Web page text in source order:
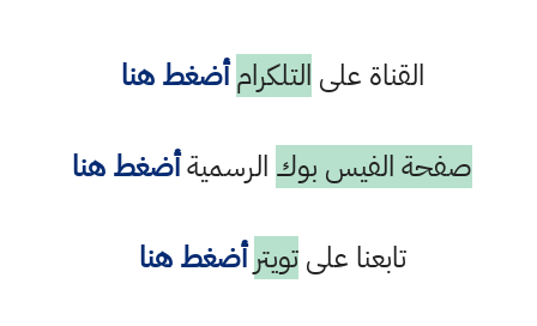
القناة على التلكرام أضغط هنا
صفحة الفيس بوك الرسميةأضغط هنا
تابعنا علىتويتر أضغط هنا